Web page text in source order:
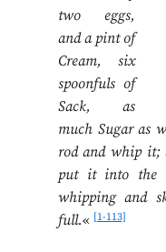
two eggs,
and a pint of
Cream, six
spoonfuls of
Sack, as
much Sugar as
rod and whip
put it into the
whipping and
full.«[1-113]